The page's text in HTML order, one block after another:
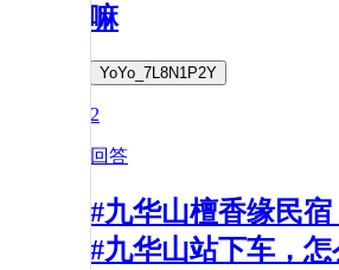
嘛
YoYo_7L8N1P2Y
2
回答
#九华山檀香缘民宿
#九华山站下车，